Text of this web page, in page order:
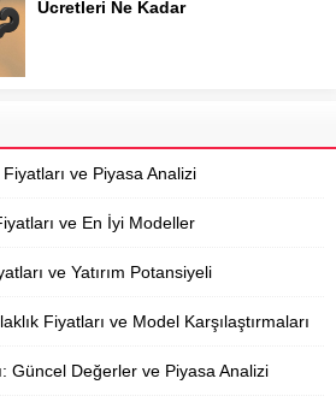
duydukları tıbbi bakımı sağlamak her
Ücretleri Ne Kadar
aşılamalardan geçer. Bu süreçte
ve Piyasa Analizi
ve En İyi Modeller
ve Yatırım Potansiyeli
Fiyatları ve Model Karşılaştırmaları
Güncel Değerler ve Piyasa Analizi